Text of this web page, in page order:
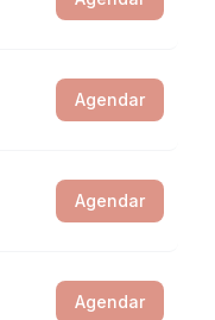
Agendar
Agendar
Agendar